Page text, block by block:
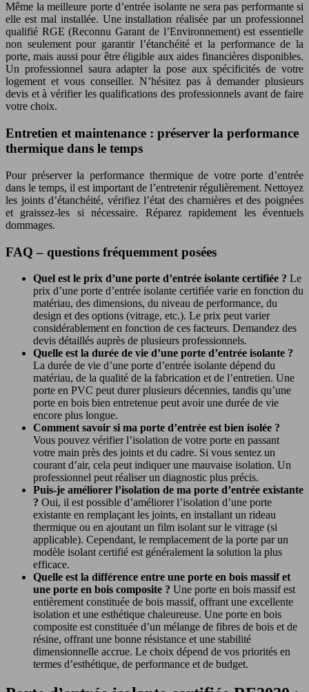
Même la meilleure porte d’entrée isolante ne sera pas performante si
elle est mal installée. Une installation réalisée par un professionnel
qualifié RGE (Reconnu Garant de l’Environnement) est essentielle
non seulement pour garantir l’étanchéité et la performance de la
porte, mais aussi pour être éligible aux aides financières disponibles.
Un professionnel saura adapter la pose aux spécificités de votre
logement et vous conseiller. N’hésitez pas à demander plusieurs
devis et à vérifier les qualifications des professionnels avant de faire
votre choix.
Entretien et maintenance : préserver la performance
thermique dans le temps
Pour préserver la performance thermique de votre porte d’entrée
dans le temps, il est important de l’entretenir régulièrement. Nettoyez
les joints d’étanchéité, vérifiez l’état des charnières et des poignées
et graissez-les si nécessaire. Réparez rapidement les éventuels
dommages.
FAQ – questions fréquemment posées
Quel est le prix d’une porte d’entrée isolante certifiée ? Le
prix d’une porte d’entrée isolante certifiée varie en fonction du
matériau, des dimensions, du niveau de performance, du
design et des options (vitrage, etc.). Le prix peut varier
considérablement en fonction de ces facteurs. Demandez des
devis détaillés auprès de plusieurs professionnels.
Quelle est la durée de vie d’une porte d’entrée isolante ?
La durée de vie d’une porte d’entrée isolante dépend du
matériau, de la qualité de la fabrication et de l’entretien. Une
porte en PVC peut durer plusieurs décennies, tandis qu’une
porte en bois bien entretenue peut avoir une durée de vie
encore plus longue.
Comment savoir si ma porte d’entrée est bien isolée ?
Vous pouvez vérifier l’isolation de votre porte en passant
votre main près des joints et du cadre. Si vous sentez un
courant d’air, cela peut indiquer une mauvaise isolation. Un
professionnel peut réaliser un diagnostic plus précis.
Puis-je améliorer l’isolation de ma porte d’entrée existante
? Oui, il est possible d’améliorer l’isolation d’une porte
existante en remplaçant les joints, en installant un rideau
thermique ou en ajoutant un film isolant sur le vitrage (si
applicable). Cependant, le remplacement de la porte par un
modèle isolant certifié est généralement la solution la plus
efficace.
Quelle est la différence entre une porte en bois massif et
une porte en bois composite ? Une porte en bois massif est
entièrement constituée de bois massif, offrant une excellente
isolation et une esthétique chaleureuse. Une porte en bois
composite est constituée d’un mélange de fibres de bois et de
résine, offrant une bonne résistance et une stabilité
dimensionnelle accrue. Le choix dépend de vos priorités en
termes d’esthétique, de performance et de budget.